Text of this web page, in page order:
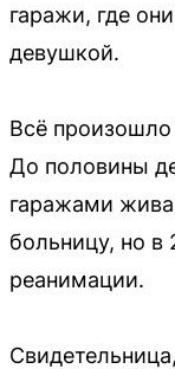
гаражи, где
девушкой.
Всё
До половины
гаражами
больницу, но в
реанимации.